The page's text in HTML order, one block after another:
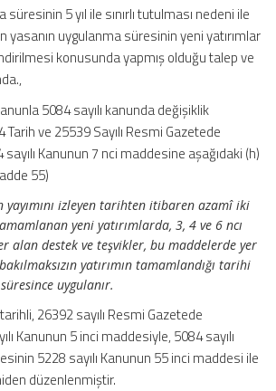
5 yıl ile sınırlı tutulması nedeni ile
yasanın uygulanma süresinin yeni yatırımlar
konusunda yapmış olduğu talep ve
5084 sayılı kanunda değişiklik
Tarih ve 25539 Sayılı Resmi Gazetede
sayılı Kanunun 7 nci maddesine aşağıdaki (h)
55)
yayımını izleyen tarihten itibaren azamî iki
yeni yatırımlarda, 3, 4 ve 6 ncı
alan destek ve teşvikler, bu maddelerde yer
yatırımın tamamlandığı tarihi
uygulanır.
26392 sayılı Resmi Gazetede
Kanunun 5 inci maddesiyle, 5084 sayılı
5228 sayılı Kanunun 55 inci maddesi ile
düzenlenmiştir.